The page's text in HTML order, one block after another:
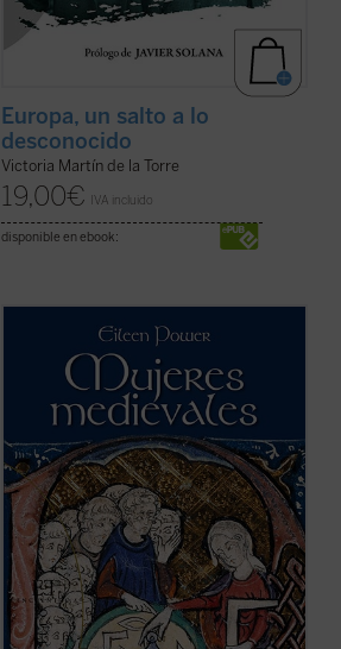
Europa, un salto a lo
desconocido
Victoria Martín de la Torre
19,00€ IVA incluido
disponible en ebook:
«¿Cómo eran vistas las mujeres por los
intelectuales medievales? ¿Cuáles eran
sus deberes, estilo de vida y
oportunidades sociales? ¿Cómo era la
mujer trabajadora en el campo y la
ciudad? ¿Había mujeres artistas? ¿Cuál
era la educación ...(ver ficha)